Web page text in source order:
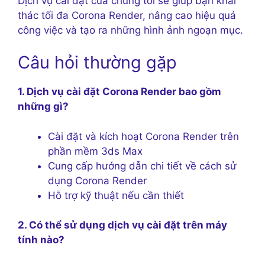
thác tối đa Corona Render, nâng cao hiệu quả
công việc và tạo ra những hình ảnh ngoạn mục.
Câu hỏi thường gặp
1. Dịch vụ cài đặt Corona Render bao gồm
những gì?
Cài đặt và kích hoạt Corona Render trên
phần mềm 3ds Max
Cung cấp hướng dẫn chi tiết về cách sử
dụng Corona Render
Hỗ trợ kỹ thuật nếu cần thiết
2. Có thể sử dụng dịch vụ cài đặt trên máy
tính nào?